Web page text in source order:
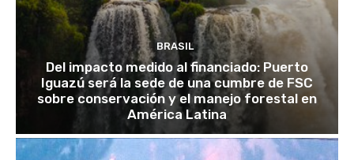
BRASIL
Del impacto medido al financiado: Puerto
Iguazú será la sede de una cumbre de FSC
sobre conservación y el manejo forestal en
América Latina